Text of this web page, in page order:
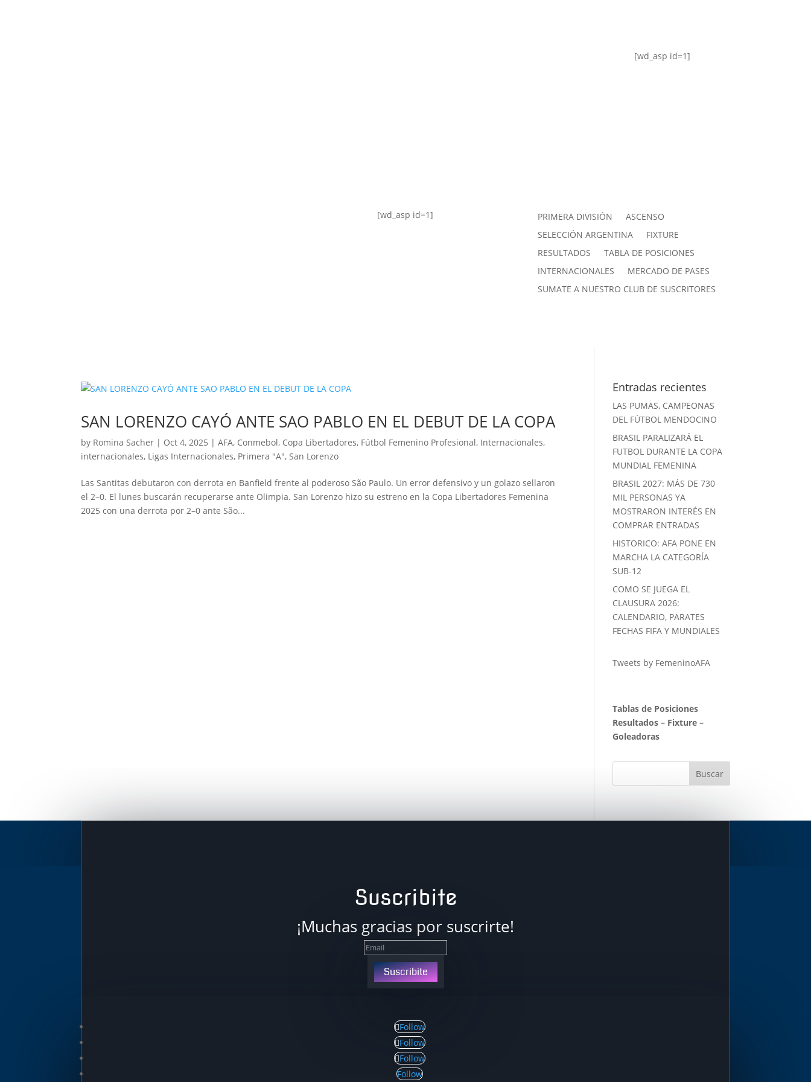
[wd_asp id=1]
[wd_asp id=1] PRIMERA DIVISIÓN
ASCENSO
SELECCIÓN ARGENTINA
FIXTURE
RESULTADOS
TABLA DE POSICIONES
INTERNACIONALES
MERCADO DE PASES
SUMATE A NUESTRO CLUB DE SUSCRITORES
SAN LORENZO CAYÓ ANTE SAO PABLO EN EL DEBUT DE LA COPA
by Romina Sacher | Oct 4, 2025 |AFA, Conmebol, Copa Libertadores, Fútbol Femenino Profesional, Internacionales,
internacionales, Ligas Internacionales, Primera "A",San Lorenzo
Las Santitas debutaron con derrota en Banfield frente al poderoso São Paulo. Un error defensivo y un golazo sellaron
el 2–0. El lunes buscarán recuperarse ante Olimpia. San Lorenzo hizo su estreno en la Copa Libertadores Femenina
2025 con una derrota por 2–0 ante São...
Entradas recientes
LAS PUMAS, CAMPEONAS
DEL FÚTBOL MENDOCINO
BRASIL PARALIZARÁ EL
FUTBOL DURANTE LA COPA
MUNDIAL FEMENINA
BRASIL 2027: MÁS DE 730
MIL PERSONAS YA
MOSTRARON INTERÉS EN
COMPRAR ENTRADAS
HISTORICO: AFA PONE EN
MARCHA LA CATEGORÍA
SUB-12
COMO SE JUEGA EL
CLAUSURA 2026:
CALENDARIO, PARATES
FECHAS FIFA Y MUNDIALES
Tweets by FemeninoAFA
Tablas de Posiciones
Resultados – Fixture –
Goleadoras
Suscribite
¡Muchas gracias por suscrirte!
Suscribite
Follow
Follow
Follow
Follow